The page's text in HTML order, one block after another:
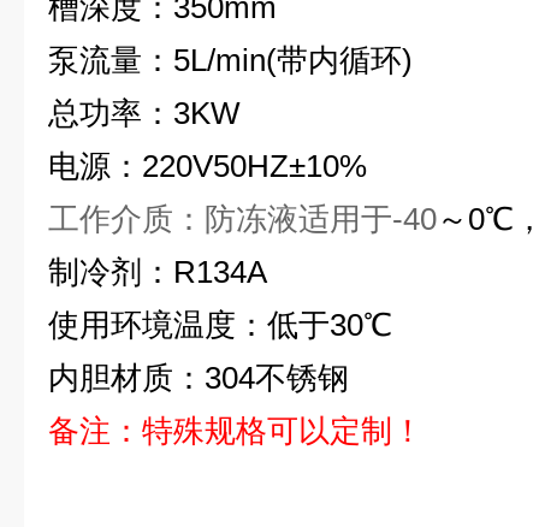
槽深度：350mm
泵流量：5L/min(带内循环)
总功率：3KW
电源：220V50HZ±10%
工作介质：防冻液适用于-40～0℃
制冷剂：R134A
使用环境温度：低于30℃
内胆材质：304不锈钢
备注：特殊规格可以定制！